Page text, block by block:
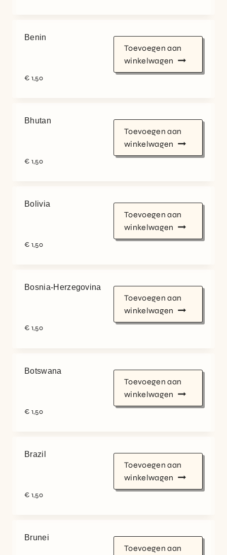
Benin
€ 1,50
Toevoegen aan
winkelwagen
Bhutan
€ 1,50
Toevoegen aan
winkelwagen
Bolivia
€ 1,50
Toevoegen aan
winkelwagen
Bosnia-Herzegovina
€ 1,50
Toevoegen aan
winkelwagen
Botswana
€ 1,50
Toevoegen aan
winkelwagen
Brazil
€ 1,50
Toevoegen aan
winkelwagen
Brunei
Toevoegen aan